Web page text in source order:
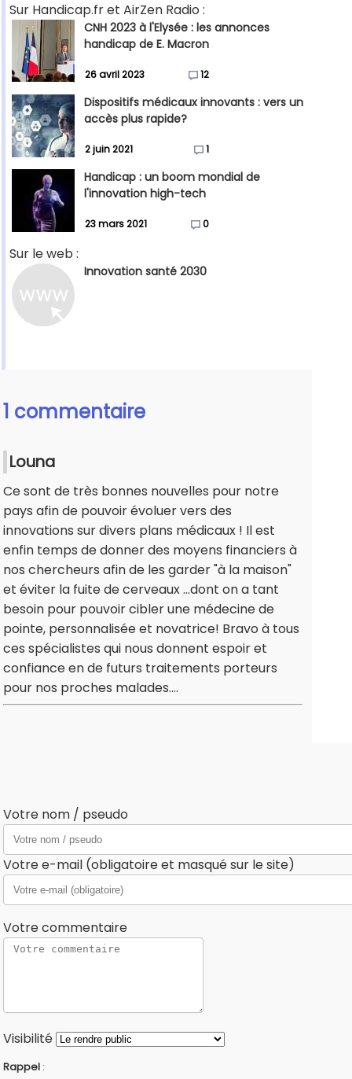
Sur Handicap.fr et AirZen Radio :
CNH 2023 à l'Elysée : les annonces
handicap de E. Macron
26 avril 2023 12
Dispositifs médicaux innovants : vers un
accès plus rapide?
2 juin 2021 1
Handicap : un boom mondial de
l'innovation high-tech
23 mars 2021 0
Sur le web :
Innovation santé 2030
1 commentaire
Louna
Ce sont de très bonnes nouvelles pour notre
pays afin de pouvoir évoluer vers des
innovations sur divers plans médicaux ! Il est
enfin temps de donner des moyens financiers à
nos chercheurs afin de les garder "à la maison"
et éviter la fuite de cerveaux ...dont on a tant
besoin pour pouvoir cibler une médecine de
pointe, personnalisée et novatrice! Bravo à tous
ces spécialistes qui nous donnent espoir et
confiance en de futurs traitements porteurs
pour nos proches malades....
Votre nom / pseudo
Votre e-mail (obligatoire et masqué sur le site)
Votre commentaire
Visibilité
Rappel :